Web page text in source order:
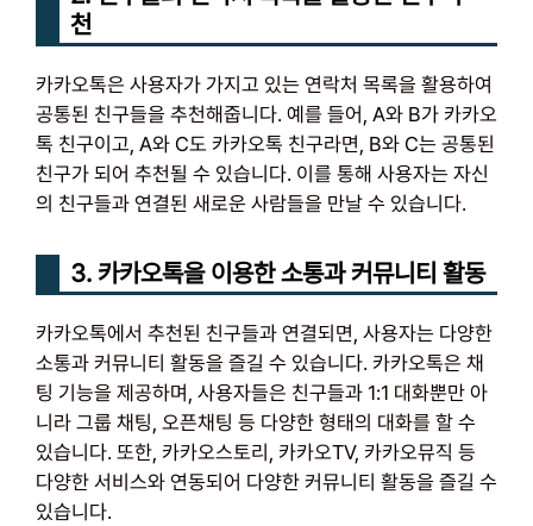
천
카카오톡은 사용자가 가지고 있는 연락처 목록을 활용하여
공통된 친구들을 추천해줍니다. 예를 들어, A와 B가 카카오
톡 친구이고, A와 C도 카카오톡 친구라면, B와 C는 공통된
친구가 되어 추천될 수 있습니다. 이를 통해 사용자는 자신
의 친구들과 연결된 새로운 사람들을 만날 수 있습니다.
3. 카카오톡을 이용한 소통과 커뮤니티 활동
카카오톡에서 추천된 친구들과 연결되면, 사용자는 다양한
소통과 커뮤니티 활동을 즐길 수 있습니다. 카카오톡은 채
팅 기능을 제공하며, 사용자들은 친구들과 1:1 대화뿐만 아
니라 그룹 채팅, 오픈채팅 등 다양한 형태의 대화를 할 수
있습니다. 또한, 카카오스토리, 카카오TV, 카카오뮤직 등
다양한 서비스와 연동되어 다양한 커뮤니티 활동을 즐길 수
있습니다.